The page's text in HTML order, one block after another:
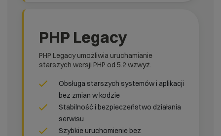
PHP Legacy
PHP Legacy umożliwia uruchamianie
starszych wersji PHP od 5.2 wzwyż.
Obsługa starszych systemów i aplikacji
bez zmian w kodzie
Stabilność i bezpieczeństwo działania
serwisu
Szybkie uruchomienie bez